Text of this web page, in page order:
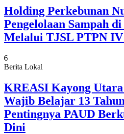
Holding Perkebunan
Pengelolaan Sampah
Melalui TJSL PTPN
6
Berita Lokal
KREASI Kayong
Wajib Belajar 13
Pentingnya PAUD
Dini